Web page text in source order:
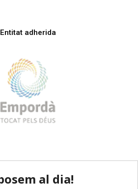
Entitat adherida